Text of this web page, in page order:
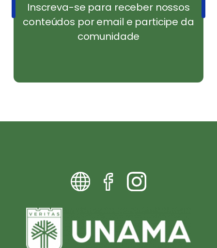
Inscreva-se para receber nossos
conteúdos por email e participe da
comunidade